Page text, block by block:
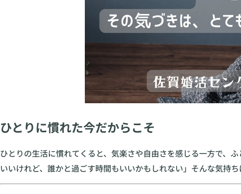
ひとりに慣れた今だからこそ
ひとりの生活に慣れてくると、気楽さや自由さを感じる一方で、
いいけれど、誰かと過ごす時間もいいかもしれない」そんな気持ち